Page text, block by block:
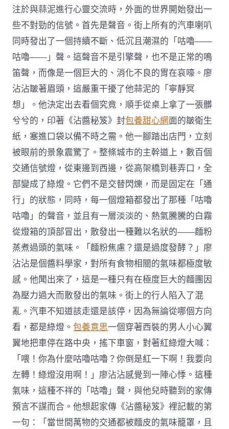
注於與蒜泥進行心靈交流時，外面的世界開始發出一
些不對勁的信號。首先是聲音。街上所有的汽車喇叭
同時發出了一個持續不斷、低沉且潮濕的「咕嚕——
咕嚕——」聲。這聲音不是引擎聲，也不是正常的鳴
笛聲，而像是一個巨大的、消化不良的胃在哀嚎。廖
沾沾皺著眉頭，這嚴重干擾了他蒜泥的「寧靜冥
想」。他決定出去看個究竟，順手從桌上拿了一張髒
兮兮的，印著《沾醬秘笈》封包養甜心網面的皺衛生
紙，塞進口袋以備不時之需。他一腳踏出店門，立刻
被眼前的景象震驚了。整條城市的主幹道上，數百個
交通信號燈，從東邊到西邊，從高架橋到巷弄口，全
部變成了綠燈。它們不是交替閃爍，而是固定在「通
行」的狀態，同時，每一個燈箱都發出了那種「咕嚕
咕嚕」的聲音，並且有一層淡淡的、熱氣騰騰的白霧
從燈箱的頂部冒出，散發出一種難以名狀的——麵粉
蒸煮過頭的氣味。「麵粉焦慮？還是過度發酵？」廖
沾沾是個醬料學家，對所有食物相關的氣味都極度敏
感。他聞出來了，這是一種只有在極度巨大的麵團因
為壓力過大而散發出的氣味。街上的行人陷入了混
亂。汽車不知道該走還是該停，因為無論從哪個方向
看，都是綠燈。包養意思一個穿著西裝的男人小心翼
翼地把車停在路中央，搖下車窗，對著紅綠燈大喊：
「喂！你為什麼咕嚕咕嚕？你倒是紅一下啊！我要向
左轉！綠燈沒用啊！」廖沾沾感覺到一陣心悸。這種
氣味，這種不祥的「咕嚕」聲，與他兒時聽到的家傳
預言不謀而合。他想起家傳《沾醬秘笈》裡記載的第
一句：「當世間萬物的交通都被麵皮的氣味籠罩，且